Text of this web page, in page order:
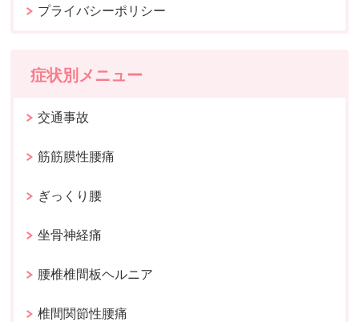
プライバシーポリシー
症状別メニュー
交通事故
筋筋膜性腰痛
ぎっくり腰
坐骨神経痛
腰椎椎間板ヘルニア
椎間関節性腰痛